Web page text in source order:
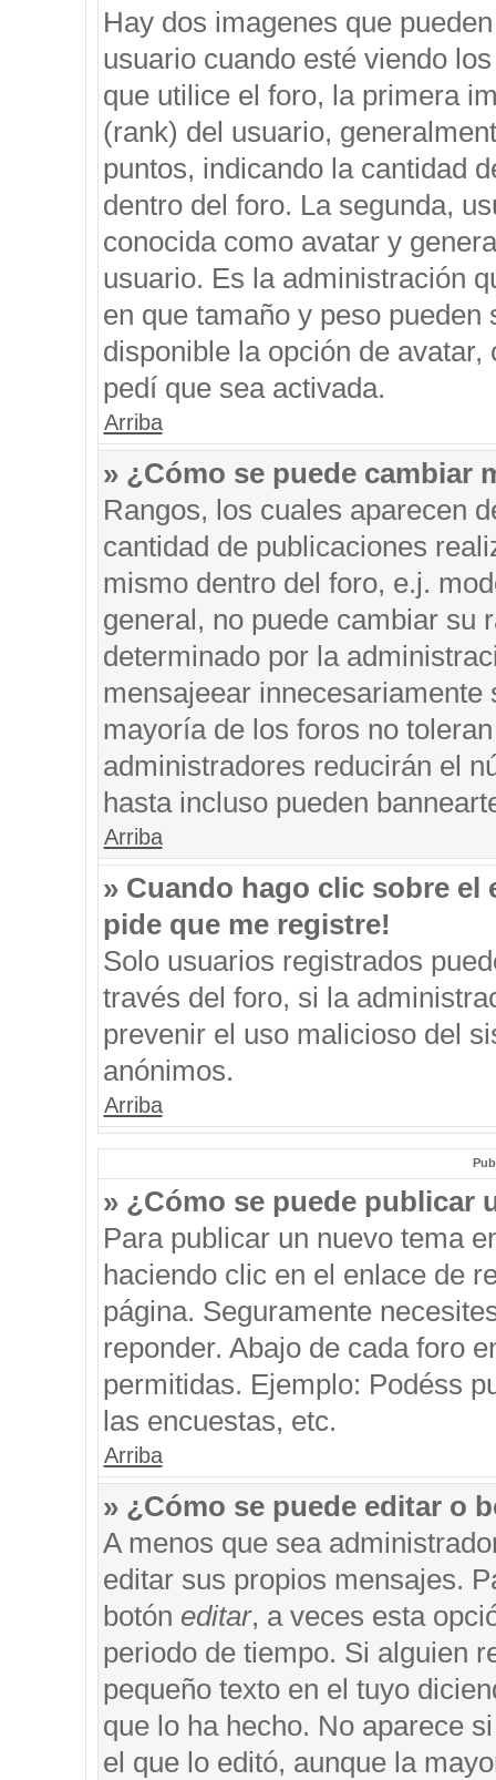
Hay dos imagenes que
usuario cuando esté viendo
que utilice el foro, la primera
(rank) del usuario,
puntos, indicando la cantidad
dentro del foro. La segunda,
conocida como avatar y
usuario. Es la administración
en que tamaño y peso
disponible la opción de
pedí que sea activada.
Arriba
» ¿Cómo se puede cambiar
Rangos, los cuales aparecen
cantidad de publicaciones
mismo dentro del foro, e.j.
general, no puede cambiar su
determinado por la
mensajeear
mayoría de los foros no
administradores reducirán el
hasta incluso pueden
Arriba
» Cuando hago clic sobre el
pide que me registre!
Solo usuarios registrados
través del foro, si la
prevenir el uso malicioso del
anónimos.
Arriba
» ¿Cómo se puede publicar
Para publicar un nuevo tema
haciendo clic en el enlace de
página. Seguramente
reponder. Abajo de cada foro
permitidas. Ejemplo: Podéss
las encuestas, etc.
Arriba
» ¿Cómo se puede editar o
A menos que sea
editar sus propios mensajes.
botón editar, a veces esta
periodo de tiempo. Si alguien
pequeño texto en el tuyo
que lo ha hecho. No aparece
el que lo editó, aunque la